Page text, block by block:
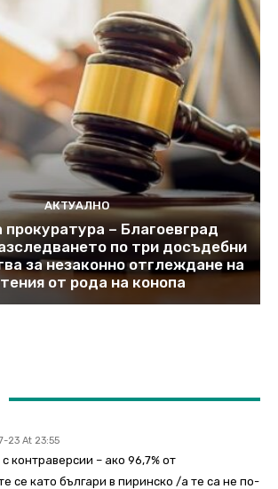
АКТУАЛНО
прокуратура – Благоевград
по три досъдебни
за незаконно отглеждане на
от рода на конопа
23 At 23:55
контраверсии – ако 96,7% от
се като българи в пиринско /а те са не по-